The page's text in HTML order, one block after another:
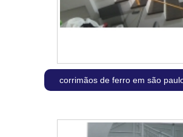
corrimãos de ferro em são